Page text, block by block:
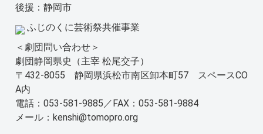
後援：静岡市
ふじのくに芸術祭共催事業
＜劇団問い合わせ＞
劇団静岡県史（主宰 松尾交子）
〒432-8055 静岡県浜松市南区卸本町57 スペースCO
A内
電話：053‐581-9885／FAX：053‐581-9884
メール：kenshi@tomopro.org